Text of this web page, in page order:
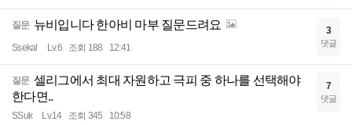
질문 뉴비입니다 한아비 마부 질문드려요
Ssekal Lv.6 조회 188 12:41
3
댓글
질문 셀리그에서 최대 자원하고 극피 중 하나를 선택해야
한다면..
SSuk Lv.14 조회 345 10:58
7
댓글